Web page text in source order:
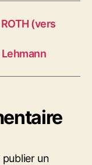
(vers
un